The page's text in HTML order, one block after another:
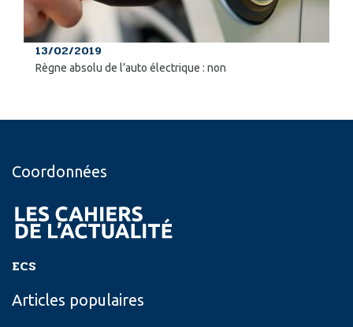
13/02/2019
Règne absolu de l’auto électrique : non
Coordonnées
ECS
Articles populaires